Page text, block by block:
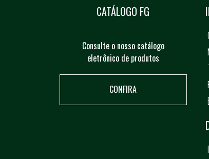
CATÁLOGO FG
Consulte o nosso catálogo
eletrônico de produtos
CONFIRA